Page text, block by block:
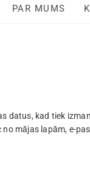
PAR MUMS
datus, kad tiek
mājas lapām, e-